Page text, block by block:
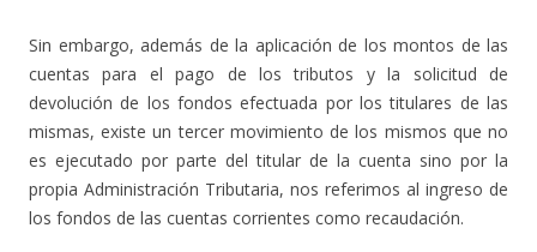
Sin embargo, además de la aplicación de los montos de las
cuentas para el pago de los tributos y la solicitud de
devolución de los fondos efectuada por los titulares de las
mismas, existe un tercer movimiento de los mismos que no
es ejecutado por parte del titular de la cuenta sino por la
propia Administración Tributaria, nos referimos al ingreso de
los fondos de las cuentas corrientes como recaudación.